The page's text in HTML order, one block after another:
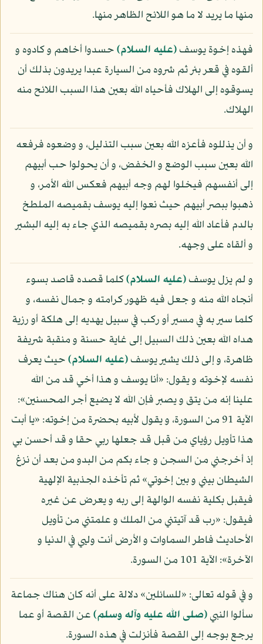
منها ما يريد لا ما هو اللائح الظاهر منها.
فهذه إخوة يوسف(عليه السلام)حسدوا أخاهم و كادوه و
ألقوه في قعر بئر ثم شروه من السيارة عبدا يريدون بذلك أن
يسوقوه إلى الهلاك فأحياه الله بعين هذا السبب اللائح منه
الهلاك.
و أن يذللوه فأعزه الله بعين سبب التذليل، و وضعوه فرفعه
الله بعين سبب الوضع و الخفض، و أن يحولوا حب أبيهم
إلى أنفسهم فيخلوا لهم وجه أبيهم فعكس الله الأمر، و
ذهبوا ببصر أبيهم حيث نعوا إليه يوسف بقميصه الملطخ
بالدم فأعاد الله إليه بصره بقميصه الذي جاء به إليه البشير
و ألقاه على وجهه.
و لم يزل يوسف(عليه السلام)كلما قصده قاصد بسوء
أنجاه الله منه و جعل فيه ظهور كرامته و جمال نفسه، و
كلما سير به في مسير أو ركب في سبيل يهديه إلى هلكة أو رزية
هداه الله بعين ذلك السبيل إلى غاية حسنة و منقبة شريفة
ظاهرة، و إلى ذلك يشير يوسف(عليه السلام)حيث يعرف
نفسه لإخوته و يقول: «أنا يوسف و هذا أخي قد من الله
علينا إنه من يتق و يصبر فإن الله لا يضيع أجر المحسنين»:
الآية 91 من السورة، و يقول لأبيه بحضرة من إخوته: «يا أبت
هذا تأويل رؤياي من قبل قد جعلها ربي حقا و قد أحسن بي
إذ أخرجني من السجن و جاء بكم من البدو من بعد أن نزغ
الشيطان بيني و بين إخوتي» ثم تأخذه الجذبية الإلهية
فيقبل بكلية نفسه الوالهة إلى ربه و يعرض عن غيره
فيقول: «رب قد آتيتني من الملك و علمتني من تأويل
الأحاديث فاطر السماوات و الأرض أنت وليي في الدنيا و
الآخرة»: الآية 101 من السورة.
و في قوله تعالى: «للسائلين» دلالة على أنه كان هناك جماعة
سألوا النبي(صلى الله عليه وآله وسلم)عن القصة أو عما
يرجع بوجه إلى القصة فأنزلت في هذه السورة.